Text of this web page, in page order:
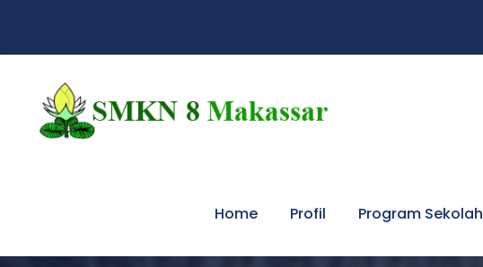
Home Profil Program Sekolah